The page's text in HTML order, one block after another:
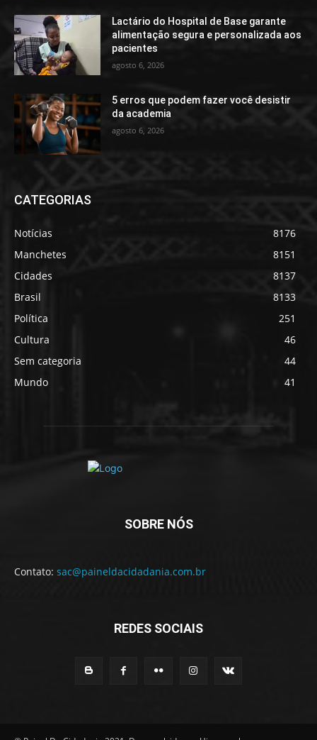
Lactário do Hospital de Base garante
alimentação segura e personalizada aos
pacientes
agosto 6, 2026
5 erros que podem fazer você desistir
da academia
agosto 6, 2026
CATEGORIAS
Notícias
8176
Manchetes
8151
Cidades
8137
Brasil
8133
Política
251
Cultura
46
Sem categoria
44
Mundo
41
SOBRE NÓS
Contato: sac@paineldacidadania.com.br
REDES SOCIAIS